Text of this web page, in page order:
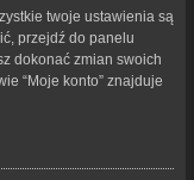
twoje ustawienia są
przejdź do panelu
dokonać zmian swoich
“Moje konto” znajduje